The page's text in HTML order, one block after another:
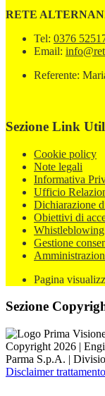
RETE
Tel: 0376
Email:
Referente:
Sezione Link
Cookie policy
Note legali
Informativa
Ufficio
Dichiarazione
Obiettivi di
Whistleblowing
Gestione
Pagina
Sezione
Copyright 2026 |
Parma S.p.A. |
Disclaimer